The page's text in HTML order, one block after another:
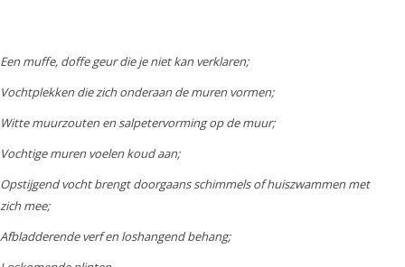
Een muffe, doffe geur die je niet kan verklaren;
Vochtplekken die zich onderaan de muren vormen;
Witte muurzouten en salpetervorming op de muur;
Vochtige muren voelen koud aan;
Opstijgend vocht brengt doorgaans schimmels of huiszwammen met
zich mee;
Afbladderende verf en loshangend behang;